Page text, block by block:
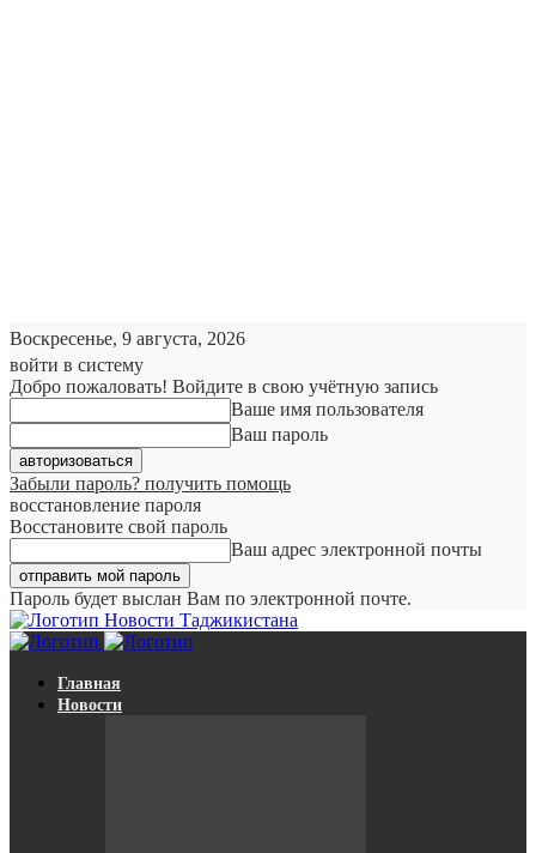
Воскресенье, 9 августа, 2026
войти в систему
Добро пожаловать! Войдите в свою учётную запись
Ваше имя пользователя
Ваш пароль
Забыли пароль? получить помощь
восстановление пароля
Восстановите свой пароль
Ваш адрес электронной почты
Пароль будет выслан Вам по электронной почте.
Новости Таджикистана
Главная
Новости